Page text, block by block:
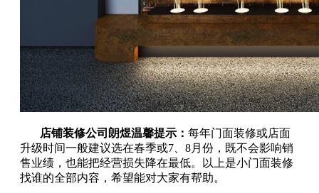
店铺装修公司朗煜温馨提示： 每年门面装修或店面
升级时间一般建议选在春季或7、8月份，既不会影响销
售业绩，也能把经营损失降在最低。以上是小门面装修
找谁的全部内容，希望能对大家有帮助。